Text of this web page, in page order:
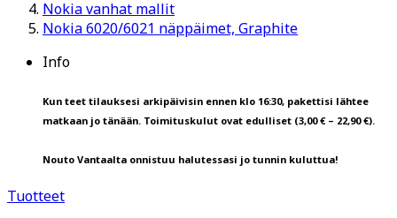
Nokia vanhat mallit
Nokia 6020/6021 näppäimet, Graphite
Info
Kun teet tilauksesi arkipäivisin ennen klo 16:30, pakettisi lähtee
matkaan jo tänään. Toimituskulut ovat edulliset (3,00 € – 22,90 €).
Nouto Vantaalta onnistuu halutessasi jo tunnin kuluttua!
Tuotteet